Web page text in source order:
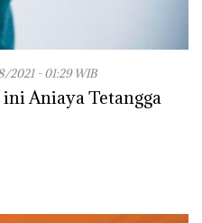
2021 - 01:29 WIB
Aniaya Tetangga